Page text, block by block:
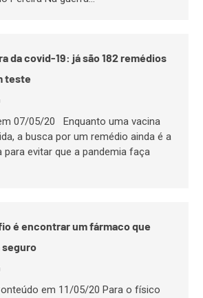
da covid-19: já são 182 remédios
teste
07/05/20 Enquanto uma vacina
a busca por um remédio ainda é a
para evitar que a pandemia faça
é encontrar um fármaco que
seguro
em 11/05/20 Para o físico